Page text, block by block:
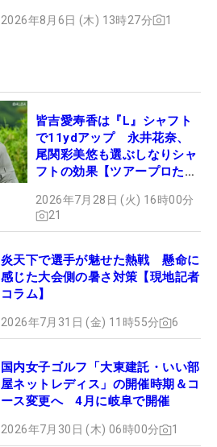
2026年8月6日 (木) 13時27分 1
皆吉愛寿香は『L』シャフト
で11ydアップ 永井花奈、
尾関彩美悠も選ぶしなりシャ
フトの効果【ツアープロたち
2026年7月28日 (火) 16時00分
21
炎天下で選手が魅せた熱戦 懸命に
感じた大会側の暑さ対策【現地記者
コラム】
2026年7月31日 (金) 11時55分 6
国内女子ゴルフ「大東建託・いい部
屋ネットレディス」の開催時期＆コ
ース変更へ 4月に岐阜で開催
2026年7月30日 (木) 06時00分 1